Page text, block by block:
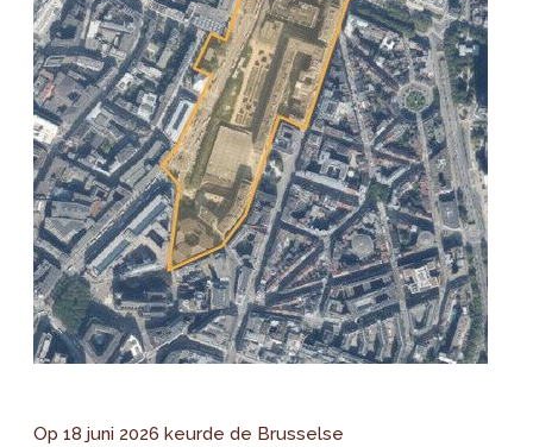
Op 18 juni 2026 keurde de Brusselse